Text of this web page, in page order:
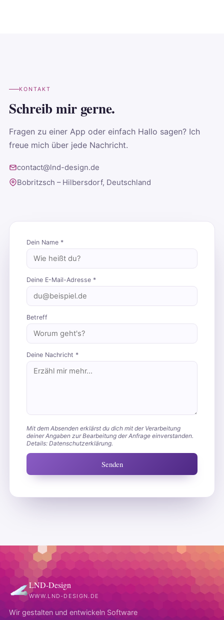
KONTAKT
Schreib mir gerne.
Fragen zu einer App oder einfach Hallo sagen? Ich
freue mich über jede Nachricht.
contact@lnd-design.de
Bobritzsch – Hilbersdorf, Deutschland
Dein Name *
Deine E-Mail-Adresse *
Betreff
Deine Nachricht *
Mit dem Absenden erklärst du dich mit der Verarbeitung
deiner Angaben zur Bearbeitung der Anfrage einverstanden.
Details: Datenschutzerklärung.
Senden
LND-Design
WWW.LND-DESIGN.DE
Wir gestalten und entwickeln Software